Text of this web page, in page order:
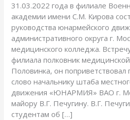
31.03.2022 года в филиале
академии имени С.М. Кирова
руководства юнармейского
административного округа г.
медицинского колледжа.
филиала полковник
Половинка, он поприветствовал
слово начальнику штаба
движения «ЮНАРМИЯ» ВАО г.
майору В.Г. Печугину. В.Г.
студентам об […]